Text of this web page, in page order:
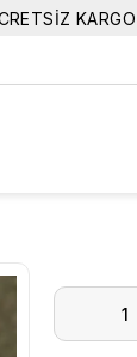
KARGO